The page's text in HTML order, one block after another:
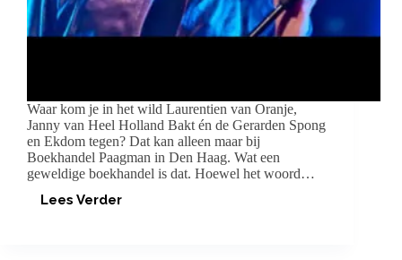
Waar kom je in het wild Laurentien van Oranje,
Janny van Heel Holland Bakt én de Gerarden Spong
en Ekdom tegen? Dat kan alleen maar bij
Boekhandel Paagman in Den Haag. Wat een
geweldige boekhandel is dat. Hoewel het woord…
Lees Verder
MISSED